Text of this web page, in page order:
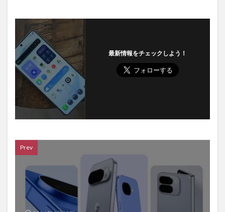
最新情報をチェックしよう！
Prev